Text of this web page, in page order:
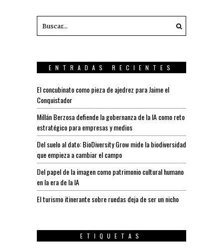
ENTRADAS RECIENTES
El concubinato como pieza de ajedrez para Jaime el
Conquistador
Millán Berzosa defiende la gobernanza de la IA como reto
estratégico para empresas y medios
Del suelo al dato: BioDiversity Grow mide la biodiversidad
que empieza a cambiar el campo
Del papel de la imagen como patrimonio cultural humano
en la era de la IA
El turismo itinerante sobre ruedas deja de ser un nicho
ETIQUETAS